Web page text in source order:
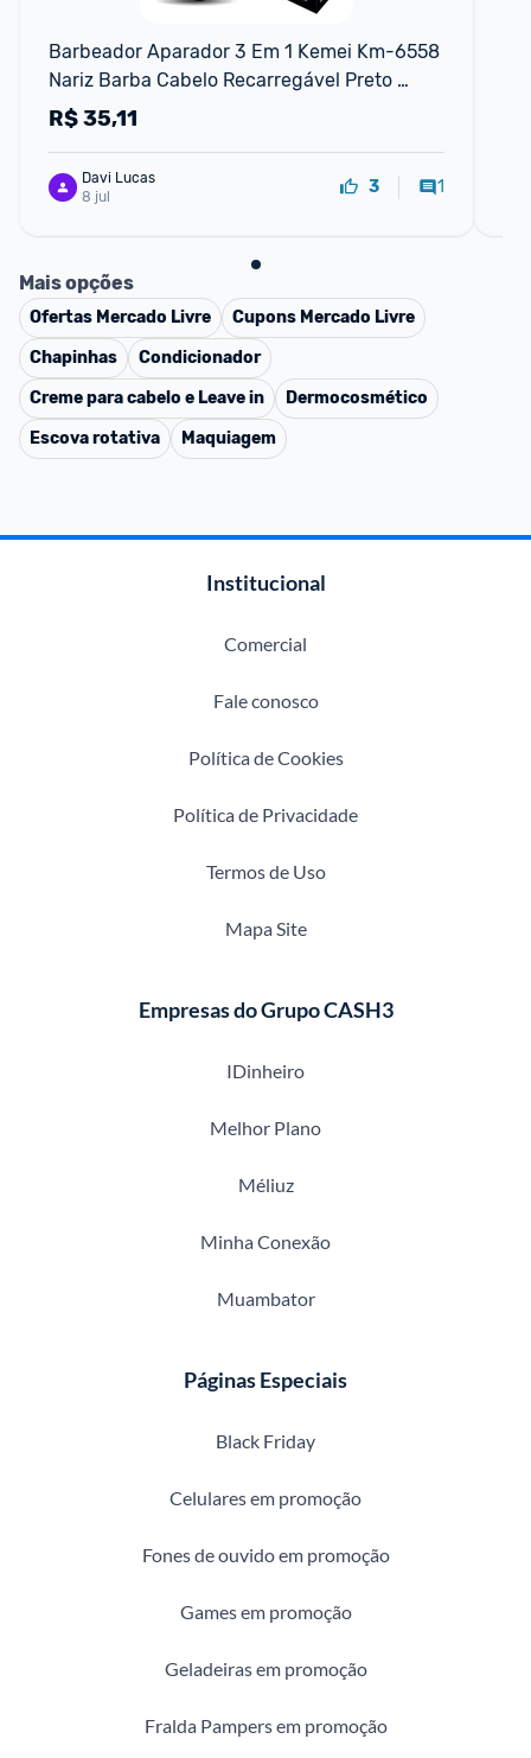
Barbeador Aparador 3 Em 1 Kemei Km-6558
Nariz Barba Cabelo Recarregável Preto
127220v
R$35,11
Davi Lucas
8 jul
3 1
Mais opções
Ofertas Mercado Livre Cupons Mercado Livre
Chapinhas
Condicionador
Creme para cabelo e Leave in
Dermocosmético
Escova rotativa
Maquiagem
Institucional
Comercial
Fale conosco
Política de Cookies
Política de Privacidade
Termos de Uso
Mapa Site
Empresas do Grupo CASH3
IDinheiro
Melhor Plano
Méliuz
Minha Conexão
Muambator
Páginas Especiais
Black Friday
Celulares em promoção
Fones de ouvido em promoção
Games em promoção
Geladeiras em promoção
Fralda Pampers em promoção